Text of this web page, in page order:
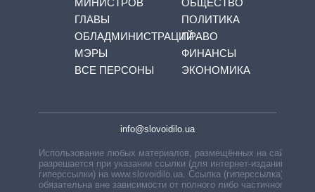
ГЛАВЫ
ОБЛАДМИНИСТРАЦИЙ
МЭРЫ
ВСЕ ПЕРСОНЫ
ПОЛИТИКА
ПРАВО
ФИНАНСЫ
ЭКОНОМИКА
info@slovoidilo.ua
Использование любых материалов, размещённых на сайте,
разрешается при указании ссылки (для интернет-изданий —
гиперссылки) на www.slovoidilo.ua. Ссылка (гиперссылка)
обязательна вне зависимости от полного либо частичного